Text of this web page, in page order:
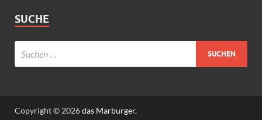
SUCHE
Copyright © 2026das Marburger.